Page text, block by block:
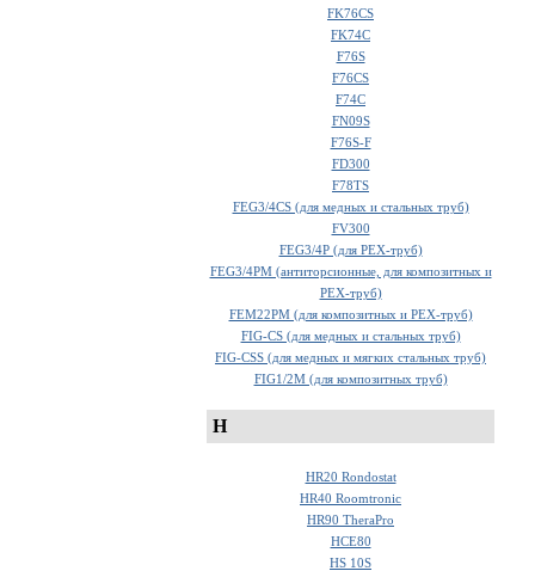
FK76CS
FK74C
F76S
F76CS
F74C
FN09S
F76S-F
FD300
F78TS
FEG3/4CS (для медных и стальных труб)
FV300
FEG3/4P (для PEX-труб)
FEG3/4PM (антиторсионные, для композитных и
PEX-труб)
FEM22PM (для композитных и PEX-труб)
FIG-CS (для медных и стальных труб)
FIG-CSS (для медных и мягких стальных труб)
FIG1/2M (для композитных труб)
H
HR20 Rondostat
HR40 Roomtronic
HR90 TheraPro
HCE80
HS 10S